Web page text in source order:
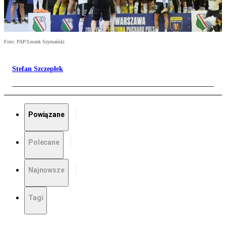
Foto: PAP/Leszek Szymański
Stefan Szczepłek
Powiązane
Polecane
Najnowsze
Tagi